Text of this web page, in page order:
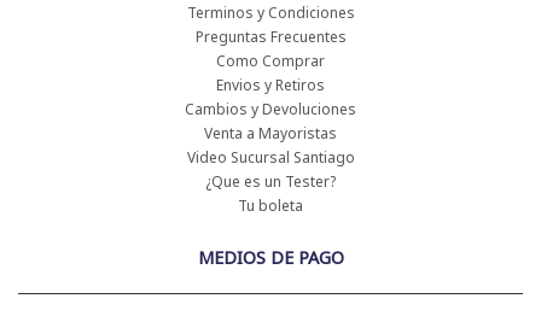
Terminos y Condiciones
Preguntas Frecuentes
Como Comprar
Envios y Retiros
Cambios y Devoluciones
Venta a Mayoristas
Video Sucursal Santiago
¿Que es un Tester?
Tu boleta
MEDIOS DE PAGO